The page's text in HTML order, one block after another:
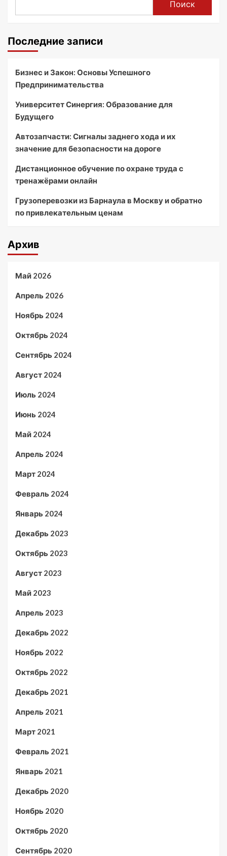
Поиск
Последние записи
Бизнес и Закон: Основы Успешного
Предпринимательства
Университет Синергия: Образование для
Будущего
Автозапчасти: Сигналы заднего хода и их
значение для безопасности на дороге
Дистанционное обучение по охране труда с
тренажёрами онлайн
Грузоперевозки из Барнаула в Москву и обратно
по привлекательным ценам
Архив
Май 2026
Апрель 2026
Ноябрь 2024
Октябрь 2024
Сентябрь 2024
Август 2024
Июль 2024
Июнь 2024
Май 2024
Апрель 2024
Март 2024
Февраль 2024
Январь 2024
Декабрь 2023
Октябрь 2023
Август 2023
Май 2023
Апрель 2023
Декабрь 2022
Ноябрь 2022
Октябрь 2022
Декабрь 2021
Апрель 2021
Март 2021
Февраль 2021
Январь 2021
Декабрь 2020
Ноябрь 2020
Октябрь 2020
Сентябрь 2020